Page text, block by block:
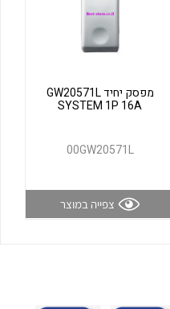
לכל מוצרי היצרן
מפסק יחיד GW20571L
SYSTEM 1P 16A
00GW20571L
צפייה במוצר